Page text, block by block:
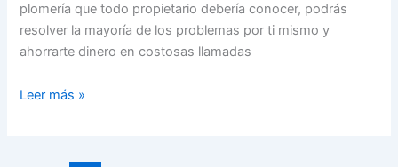
plomería que todo propietario debería conocer, podrás
resolver la mayoría de los problemas por ti mismo y
ahorrarte dinero en costosas llamadas
Leer más »